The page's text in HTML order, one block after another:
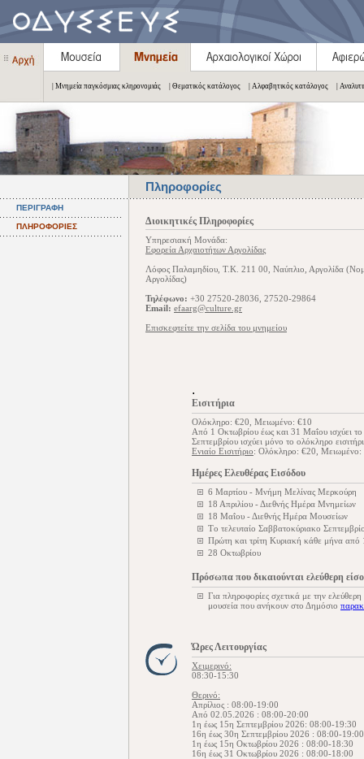
| Μνημεία παγκόσμιας κληρονομιάς | Θεματικός κατάλογος | Αλφαβητικός κατάλογος |
Πληροφορίες
ΠΕΡΙΓΡΑΦΗ
ΠΛΗΡΟΦΟΡΙΕΣ Διοικητικές Πληροφορίες
Υπηρεσιακή Μονάδα:
Εφορεία Αρχαιοτήτων Αργολίδας
Λόφος Παλαμηδίου, Τ.Κ. 211 00, Ναύπλιο, Αργολίδα
Αργολίδας)
Τηλέφωνο: +30 27520-28036, 27520-29864
Email: efaarg@culture.gr
Επισκεφτείτε την σελίδα του μνημείου
.
Εισιτήρια
Ολόκληρο: €20, Μειωμένο: €10
Από 1 Οκτωβρίου έως και 31 Μαΐου ισχύει
Σεπτεμβρίου ισχύει μόνο το ολόκληρο
Ενιαίο Εισιτήριο: Ολόκληρο: €20, Μειωμένο:
Ημέρες Ελευθέρας Εισόδου
6 Μαρτίου - Μνήμη Μελίνας Μερκούρη
18 Απριλίου - Διεθνής Ημέρα Μνημείων
18 Μαΐου - Διεθνής Ημέρα Μουσείων
Tο τελευταίο Σαββατοκύριακο
Πρώτη και τρίτη Κυριακή κάθε μήνα
28 Οκτωβρίου
Πρόσωπα που δικαιούνται ελεύθερη
Για πληροφορίες σχετικά με την
μουσεία που ανήκουν στο Δημόσιο
Ώρες Λειτουργίας
Χειμερινό:
08:30-15:30
Θερινό:
Απρίλιος : 08:00-19:00
Από 02.05.2026 : 08:00-20:00
1η έως 15η Σεπτεμβρίου 2026: 08:00-19:30
16η έως 30η Σεπτεμβρίου 2026 : 08:00-19:00
1η έως 15η Οκτωβρίου 2026 : 08:00-18:30
16η έως 31 Οκτωβρίου 2026 : 08:00-18:00